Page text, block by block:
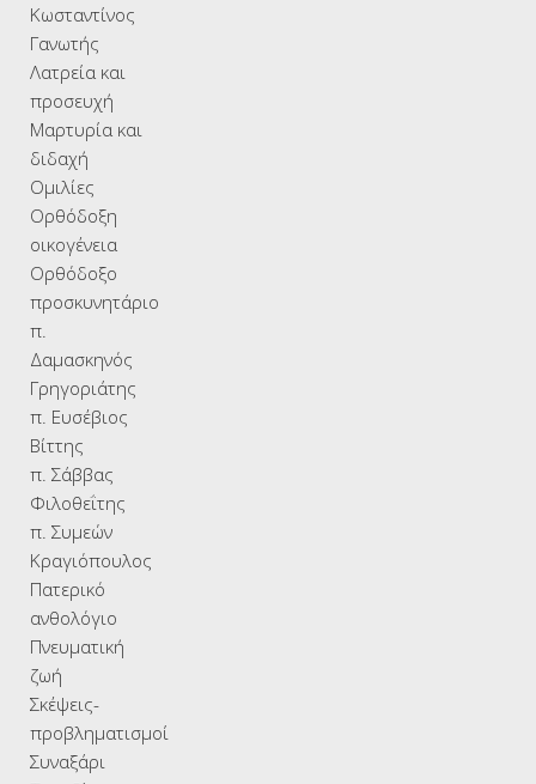
Κωσταντίνος
Γανωτής
Λατρεία και
προσευχή
Μαρτυρία και
διδαχή
Ομιλίες
Ορθόδοξη
οικογένεια
Ορθόδοξο
προσκυνητάριο
π.
Δαμασκηνός
Γρηγοριάτης
π. Ευσέβιος
Βίττης
π. Σάββας
Φιλοθεΐτης
π. Συμεών
Κραγιόπουλος
Πατερικό
ανθολόγιο
Πνευματική
ζωή
Σκέψεις-
προβληματισμοί
Συναξάρι